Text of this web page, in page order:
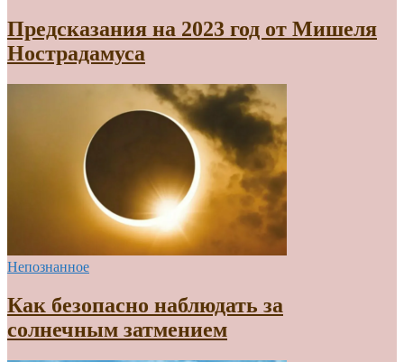
Предсказания на 2023 год от Мишеля
Нострадамуса
Непознанное
Как безопасно наблюдать за
солнечным затмением